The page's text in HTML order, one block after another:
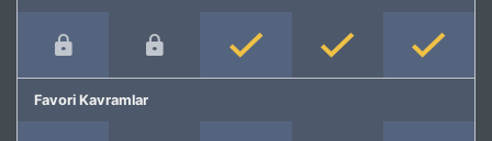
Favori Kavramlar